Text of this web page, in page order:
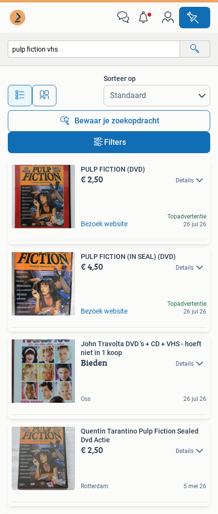
Alle afstanden…
Sorteer op
Bewaar je zoekopdracht
Filters
PULP FICTION (DVD)
€ 2,50 Details
Bezoek website
Topadvertentie
26 jul 26
PULP FICTION (IN SEAL) (DVD)
€ 4,50 Details
Bezoek website
Topadvertentie
26 jul 26
John Travolta DVD 's + CD + VHS - hoeft
niet in 1 koop
Bieden Details
Oss 26 jul 26
Quentin Tarantino Pulp Fiction Sealed
Dvd Actie
€ 2,50 Details
Rotterdam 5 mei 26